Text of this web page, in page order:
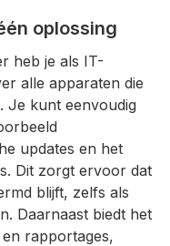
oplossing
heb je als IT-
alle apparaten die
Je kunt eenvoudig
updates en het
Dit zorgt ervoor dat
blijft, zelfs als
Daarnaast biedt het
rapportages,